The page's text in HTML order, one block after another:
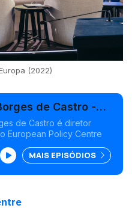
(2022)
de Castro -
de Castro é diretor
European Policy Centre
MAIS EPISÓDIOS